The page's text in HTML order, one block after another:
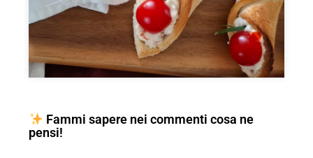
Fammi sapere nei commenti cosa ne
pensi!